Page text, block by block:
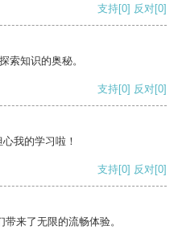
支持[0] 反对[0]
索知识的奥秘。
支持[0] 反对[0]
我的学习啦！
支持[0] 反对[0]
来了无限的流畅体验。